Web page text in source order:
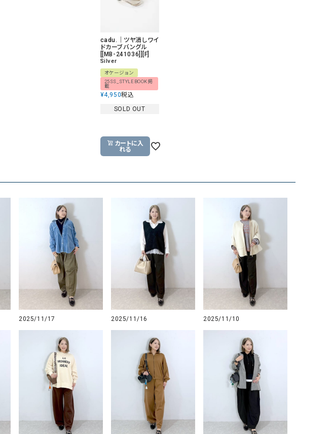
Champion（チャンピオン）
Deck（ディック）
EVOL（イーボル）
Emma Taylor（エマテイラー）
G-STAR RAW（ジースターロウ）
GRAMICCI（グラミチ）
USU GALLERY（ユーエス
（ｇ） （グラム） upper hights（アッパーハイ
Gives a sense of fullment +phenix（フェニックス）
HUNTER（ハンター）
ICHI（イチ）
ILIMA（イリマ）
cadu.｜ツヤ消しワイ
ドカーブバングル
[[MB-241036]][F]
Silver
オケージョン
25SS_STYLEBOOK掲
載
¥4,950税込
SOLD OUT
カートに入
れる
2025/11/17 2025/11/16 2025/11/10